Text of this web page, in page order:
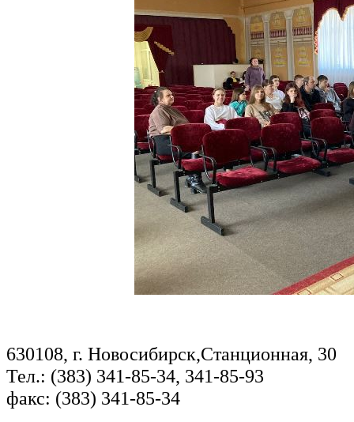
630108, г. Новосибирск,Станционная, 30
Тел.: (383) 341-85-34, 341-85-93
факс: (383) 341-85-34